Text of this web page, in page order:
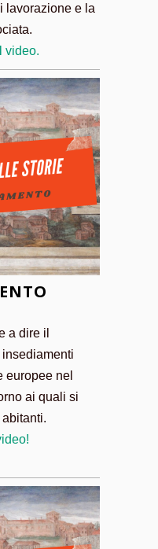
lavorazione e la
video.
a dire il
europee nel
ai quali si